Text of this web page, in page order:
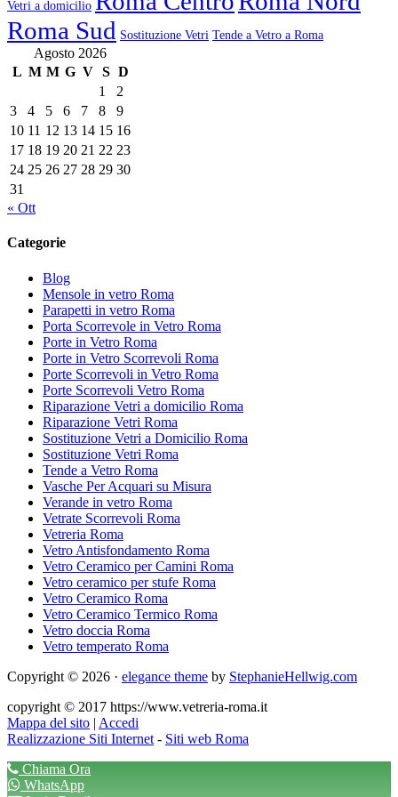
Vetri a domicilio
Roma Sud Sostituzione Vetri Tende a Vetro a Roma
Agosto 2026
L M M G V S D
1
2
3
4 5 6 7 8
9
10 11 12 13 14 15 16
17 18 19 20 21 22 23
24 25 26 27 28 29 30
31
« Ott
Categorie
Blog
Mensole in vetro Roma
Parapetti in vetro Roma
Porta Scorrevole in Vetro Roma
Porte in Vetro Roma
Porte in Vetro Scorrevoli Roma
Porte Scorrevoli in Vetro Roma
Porte Scorrevoli Vetro Roma
Riparazione Vetri a domicilio Roma
Riparazione Vetri Roma
Sostituzione Vetri a Domicilio Roma
Sostituzione Vetri Roma
Tende a Vetro Roma
Vasche Per Acquari su Misura
Verande in vetro Roma
Vetrate Scorrevoli Roma
Vetreria Roma
Vetro Antisfondamento Roma
Vetro Ceramico per Camini Roma
Vetro ceramico per stufe Roma
Vetro Ceramico Roma
Vetro Ceramico Termico Roma
Vetro doccia Roma
Vetro temperato Roma
Copyright © 2026 · elegance theme by StephanieHellwig.com
copyright © 2017 https://www.vetreria-roma.it
Mappa del sito | Accedi
Realizzazione Siti Internet - Siti web Roma
Chiama Ora
WhatsApp